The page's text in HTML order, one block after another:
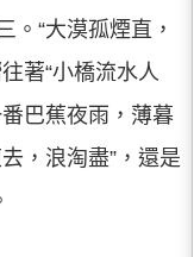
。“大漠孤煙直，
著“小橋流水人
巴蕉夜雨，薄暮
，浪淘盡”，還是